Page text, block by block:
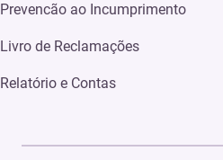
Prevencão ao Incumprimento
Livro de Reclamações
Relatório e Contas